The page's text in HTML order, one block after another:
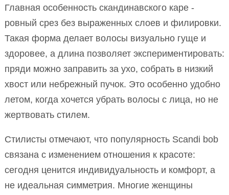
Главная особенность скандинавского каре -
ровный срез без выраженных слоев и филировки.
Такая форма делает волосы визуально гуще и
здоровее, а длина позволяет экспериментировать:
пряди можно заправить за ухо, собрать в низкий
хвост или небрежный пучок. Это особенно удобно
летом, когда хочется убрать волосы с лица, но не
жертвовать стилем.
Стилисты отмечают, что популярность Scandi bob
связана с изменением отношения к красоте:
сегодня ценится индивидуальность и комфорт, а
не идеальная симметрия. Многие женщины